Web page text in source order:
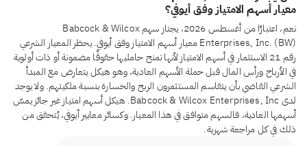
معيار أسهم الامتياز وفق أيوفي؟
نعم، اعتبارًا من أغسطس 2026، يجتاز سهم Babcock & Wilcox
Enterprises, Inc. (BW) معيار أسهم الامتياز وفق أيوفي. يحظر المعيار الشرعي
رقم 21 الاستثمار في أسهم الامتياز لأنها تمنح حامليها حقوقًا مضمونة أو ذات أولوية
في الأرباح ورأس المال قبل حملة الأسهم العادية، وهو هيكل يتعارض مع المبدأ
الشرعي القاضي بأن يتقاسم المستثمرون الربح والخسارة بنسبة ملكيتهم. ولا يوجد
لدى Babcock & Wilcox Enterprises, Inc. هيكل أسهم امتياز غير جائز يمسّ
أسهمها العادية، فالسهم متوافق في هذا المعيار. وكسائر معايير أيوفي، يُتحقق من
ذلك في كل مراجعة شهرية.